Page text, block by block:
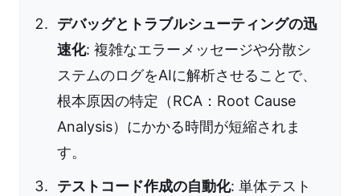
デバッグとトラブルシューティングの迅
速化: 複雑なエラーメッセージや分散シ
ステムのログをAIに解析させることで、
根本原因の特定（RCA：Root Cause
Analysis）にかかる時間が短縮されま
す。
テストコード作成の自動化: 単体テスト